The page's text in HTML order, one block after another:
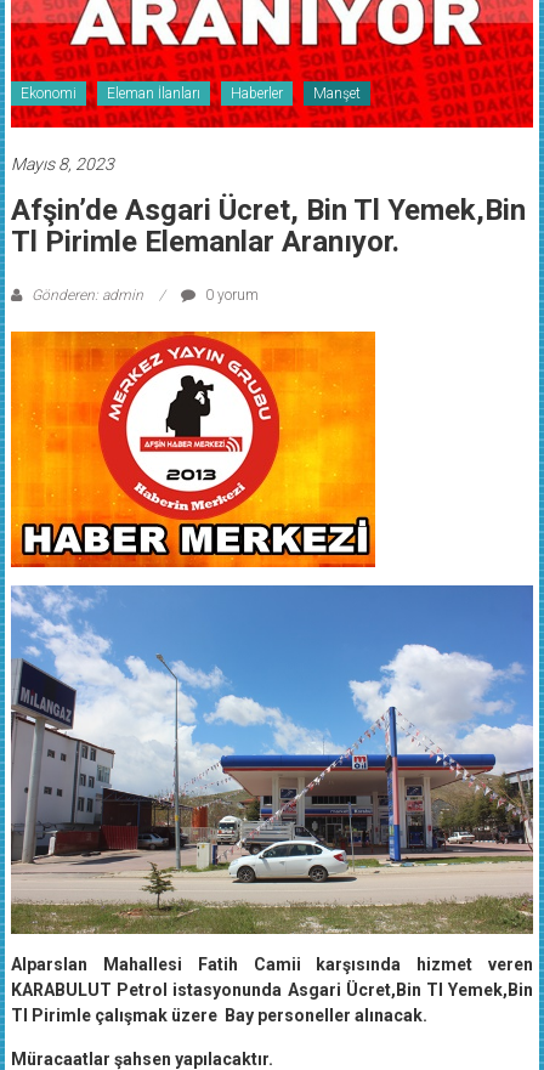
Ekonomi Eleman İlanları Haberler Manşet
Mayıs 8, 2023
Afşin’de Asgari Ücret, Bin Tl Yemek,Bin
Tl Pirimle Elemanlar Aranıyor.
Gönderen: admin 0 yorum
Alparslan Mahallesi Fatih Camii karşısında hizmet veren
KARABULUT Petrol istasyonunda Asgari Ücret,Bin Tl Yemek,Bin
Tl Pirimle çalışmak üzere Bay personeller alınacak.
Müracaatlar şahsen yapılacaktır.